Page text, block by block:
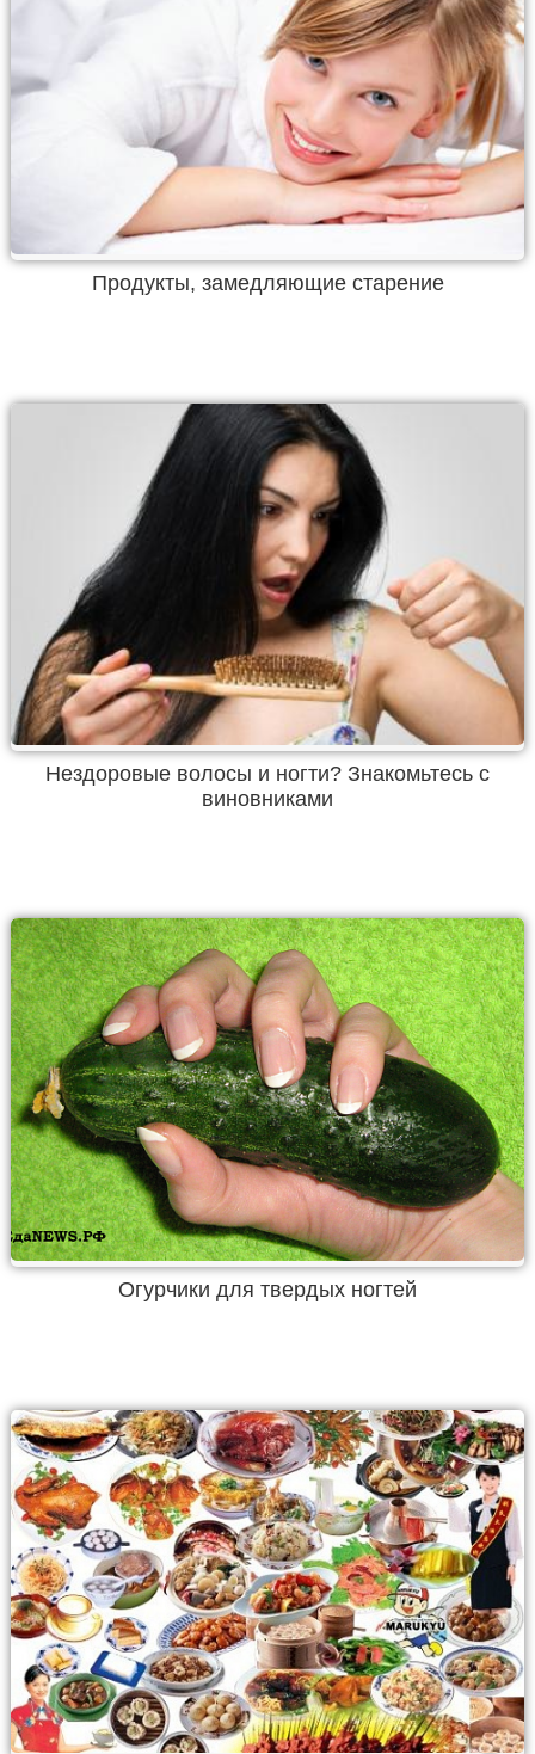
Продукты, замедляющие старение
Нездоровые волосы и ногти? Знакомьтесь с
виновниками
Огурчики для твердых ногтей